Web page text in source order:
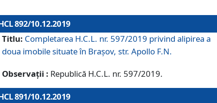
892/10.12.2019
Titlu: Completarea H.C.L. nr. 597/2019 privind alipirea a
doua imobile situate în Brașov, str. Apollo F.N.
Observații : Republică H.C.L. nr. 597/2019.
891/10.12.2019